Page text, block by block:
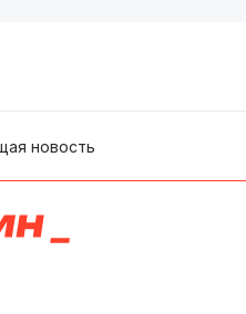
новость